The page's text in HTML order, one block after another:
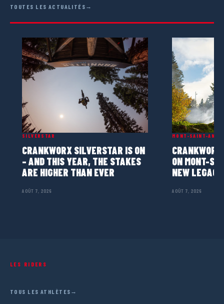
TOUTES LES ACTUALITÉS
SILVERSTAR
CRANKWORX SILVERSTAR IS ON
– AND THIS YEAR, THE STAKES
ARE HIGHER THAN EVER
AOÛT 7, 2026
MONT-SAINT-ANNE
ON MONT-
NEW
AOÛT 7, 2026
LES RIDERS
TOUS LES ATHLÈTES